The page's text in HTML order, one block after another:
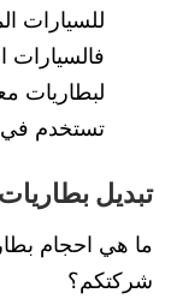
للسيارات
فالسيارات
لبطاريات
تستخدم في
تبديل
ما هي احجام
شركتكم؟